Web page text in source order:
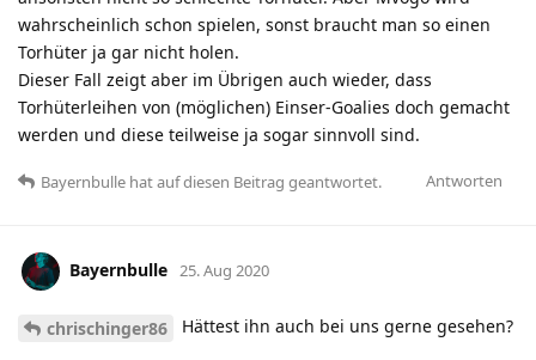
wahrscheinlich schon spielen, sonst braucht man so einen
Torhüter ja gar nicht holen.
Dieser Fall zeigt aber im Übrigen auch wieder, dass
Torhüterleihen von (möglichen) Einser-Goalies doch gemacht
werden und diese teilweise ja sogar sinnvoll sind.
Antworten
Bayernbulle hatauf diesen Beitrag geantwortet.
Bayernbulle 25. Aug 2020
chrischinger86 Hättest ihn auch bei uns gerne gesehen?